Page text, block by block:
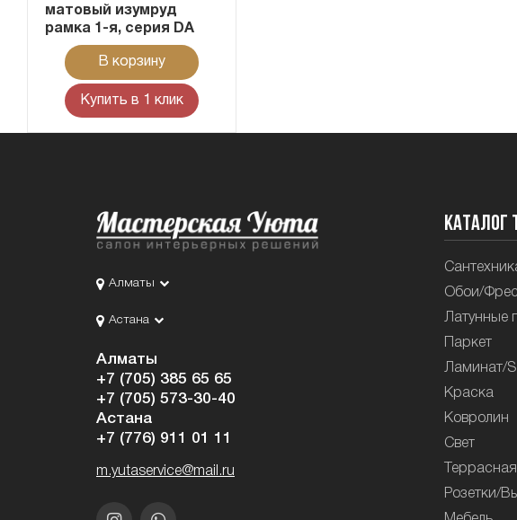
матовый изумруд
рамка 1-я, серия DA
В корзину
Купить в 1 клик
Алматы
Астана
Алматы
+7 (705) 385 65 65
+7 (705) 573-30-40
Астана
+7 (776) 911 01 11
m.yutaservice@mail.ru
Каталог
Обои/
Латунные
Паркет
Ламинат/
Краска
Ковролин
Свет
Розетки/